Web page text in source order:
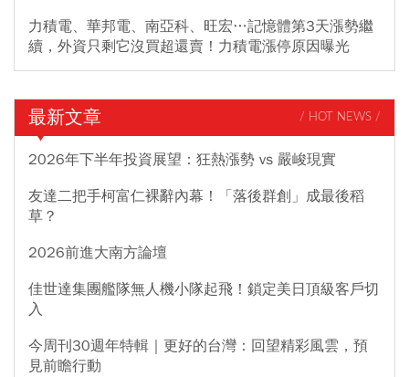
力積電、華邦電、南亞科、旺宏…記憶體第3天漲勢繼
續，外資只剩它沒買超還賣！力積電漲停原因曝光
最新文章 / HOT NEWS /
2026年下半年投資展望：狂熱漲勢 vs 嚴峻現實
友達二把手柯富仁裸辭內幕！「落後群創」成最後稻
草？
2026前進大南方論壇
佳世達集團艦隊無人機小隊起飛！鎖定美日頂級客戶切
入
今周刊30週年特輯｜更好的台灣：回望精彩風雲，預
見前瞻行動